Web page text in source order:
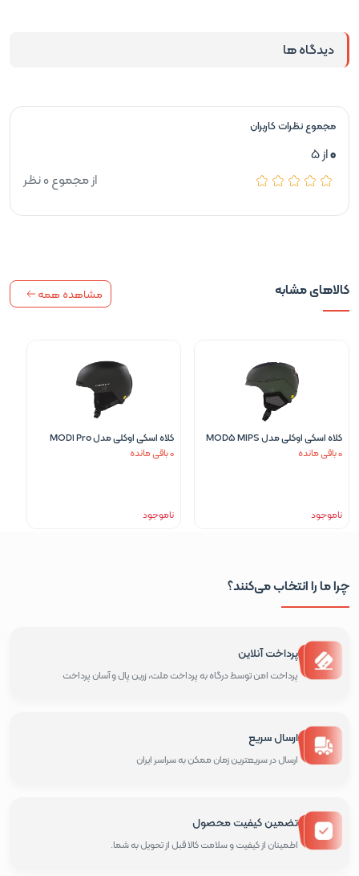
کالاهای مشابه مشاهده همه
کلاه اسکی اوکلی مدل MOD5 MIPS
دارک براش
0 باقی مانده
ناموجود
کلاه اسکی اوکلی مدل MOD1 Pro
MIPS بلک اوت
0 باقی مانده
ناموجود
دیدگاه ها
مجموع نظرات کاربران
0از 5
از مجموع 0 نظر
چرا ما را انتخاب می‌کنند؟
پرداخت آنلاین
پرداخت امن توسط درگاه به پرداخت ملت، زرین پال و آسان پرداخت
ارسال سریع
ارسال در سریعترین زمان ممکن به سراسر ایران
تضمین کیفیت محصول
اطمینان از کیفیت و سلامت کالا قبل از تحویل به شما.